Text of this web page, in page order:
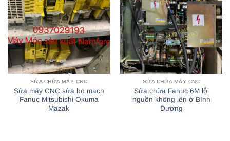
SỬA CHỮA MÁY CNC
Sửa máy CNC sửa bo mạch
Fanuc Mitsubishi Okuma
Mazak
SỬA CHỮA MÁY CNC
Sửa chữa Fanuc 6M lỗi
nguồn không lên ở Bình
Dương